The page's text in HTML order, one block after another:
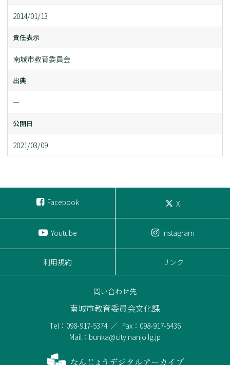
2014/01/13
責任表示
南城市教育委員会
出典
ー
公開日
2021/03/09
Facebook X
Youtube Instagram
利用規約 リンク
問い合わせ先
南城市教育委員会文化課
Tel：098-917-5374
Fax：098-917-5436
Mail：bunka@city.nanjo.lg.jp